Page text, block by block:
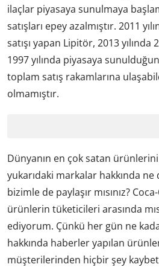
ilaçlar piyasaya sunulmaya
satışları epey azalmıştır. 2011
satışı yapan Lipitör, 2013
1997 yılında piyasaya
toplam satış rakamlarına
olmamıştır.
Dünyanın en çok satan
yukarıdaki markalar hakkında
bizimle de paylaşır mısınız?
ürünlerin tüketicileri arasında
ediyorum. Çünkü her gün ne
hakkında haberler yapılan
müşterilerinden hiçbir şey